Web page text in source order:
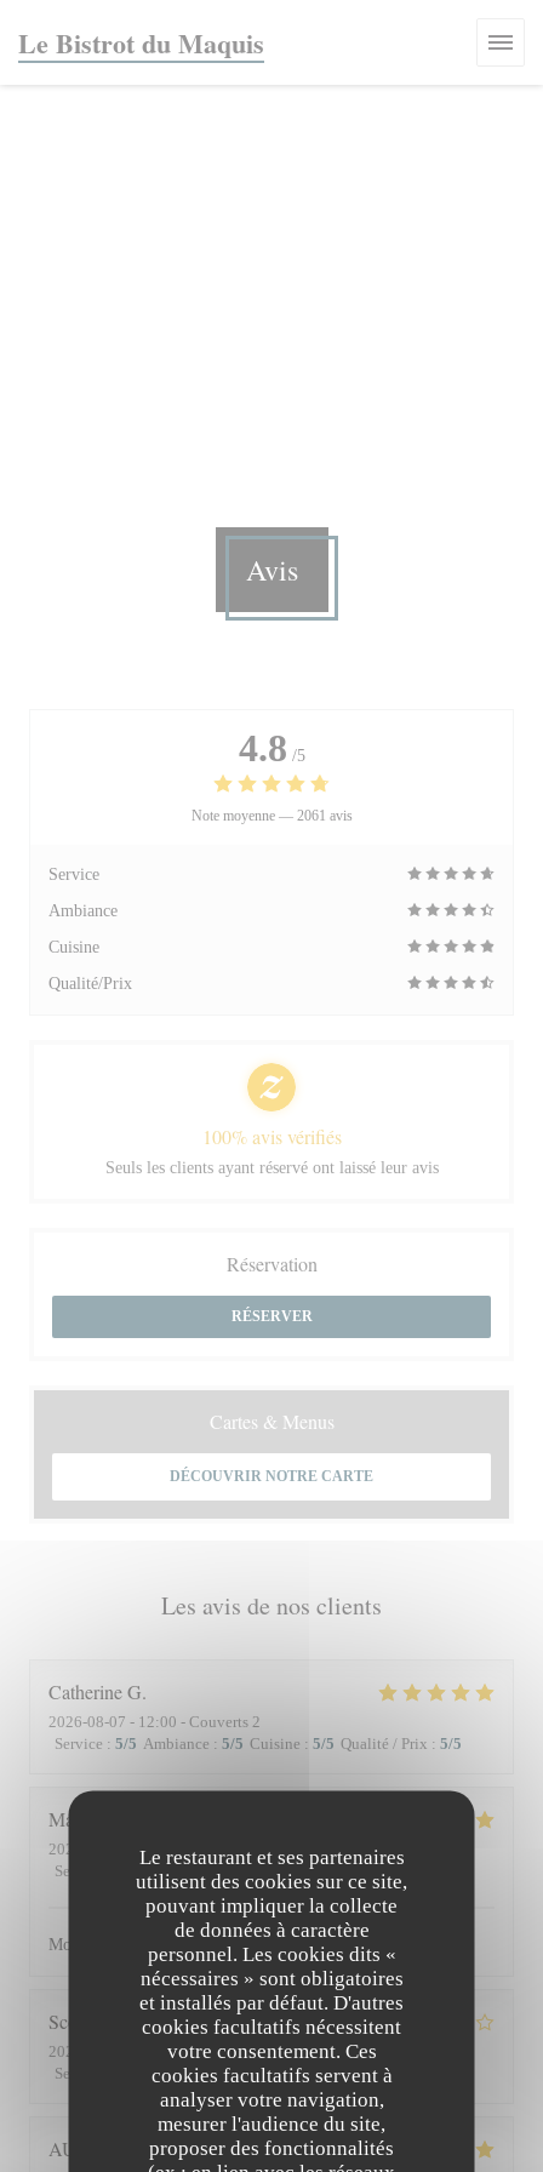
Le restaurant et ses partenaires
utilisent des cookies sur ce site,
pouvant impliquer la collecte
de données à caractère
personnel. Les cookies dits «
nécessaires » sont obligatoires
et installés par défaut. D'autres
cookies facultatifs nécessitent
votre consentement. Ces
cookies facultatifs servent à
analyser votre navigation,
mesurer l'audience du site,
proposer des fonctionnalités
Le Bistrot du Maquis
Avis
Les avis de nos clients
CatherineG
2026-08-07 - 12:00 - Couverts 2
Service : 5/5 Ambiance : 5/5 Cuisine : 5/5 Qualité / Prix : 5/5
Matthieu
2026-08-01
- 19:30 - Couverts 2
Service
Ambiance : Cuisine 5 Qualité / Prix
Moment superbe, du service à l’assiette !
Scott
2026-07-30
- 19:45 - Couverts 3
Service
Ambiance: 3/5 Cuisine: 4/5 Qualité / Prix
AUDE
4.8 /5
Note moyenne — 2061 avis
Service
Ambiance
Cuisine
Qualité/Prix
100% avis vérifiés
Seuls les clients ayant réservé ont laissé leur avis
Réservation
RÉSERVER
Cartes & Menus
DÉCOUVRIR NOTRE CARTE